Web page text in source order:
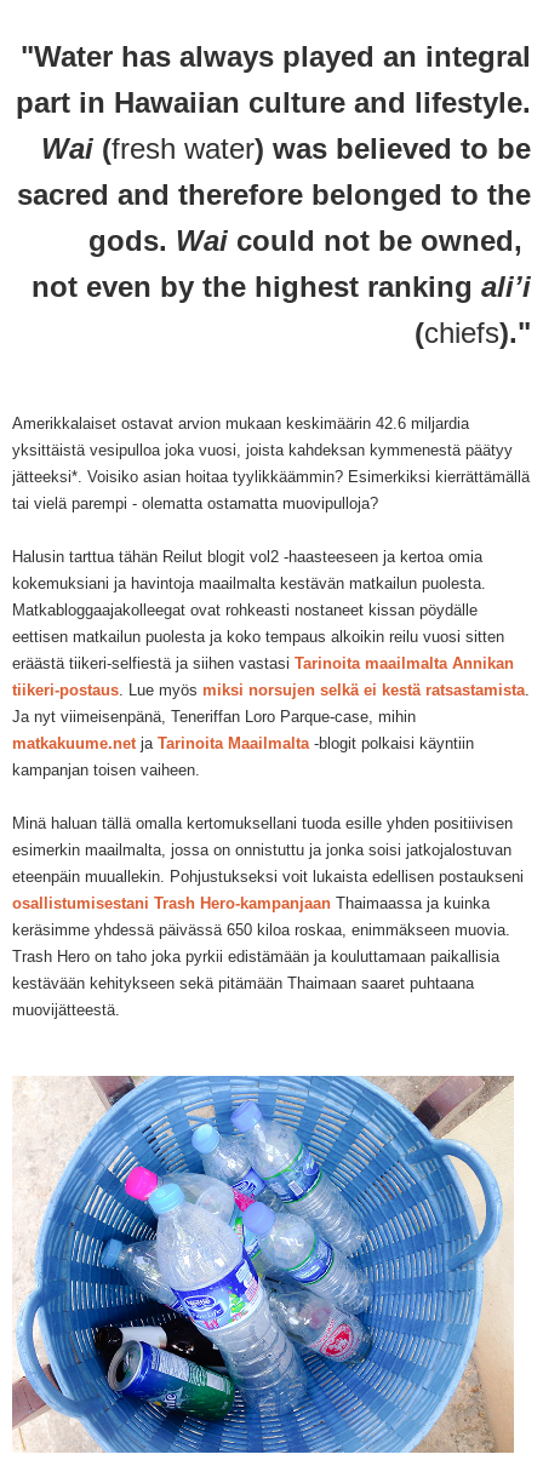
"Water has always played an integral
part in Hawaiian culture and lifestyle.
Wai (fresh water) was believed to be
sacred and therefore belonged to the
gods. Wai could not be owned,
not even by the highest ranking ali’i
(chiefs)."
Amerikkalaiset ostavat arvion mukaan keskimäärin 42.6 miljardia
yksittäistä vesipulloa joka vuosi, joista kahdeksan kymmenestä päätyy
jätteeksi*. Voisiko asian hoitaa tyylikkäämmin? Esimerkiksi kierrättämällä
tai vielä parempi - olematta ostamatta muovipulloja?
Halusin tarttua tähän Reilut blogit vol2 -haasteeseen ja kertoa omia
kokemuksiani ja havintoja maailmalta kestävän matkailun puolesta.
Matkabloggaajakolleegat ovat rohkeasti nostaneet kissan pöydälle
eettisen matkailun puolesta ja koko tempaus alkoikin reilu vuosi sitten
eräästä tiikeri-selfiestä jasiihen vastasi Tarinoita maailmalta Annikan
tiikeri-postaus. Lue myös miksi norsujen selkä ei kestä ratsastamista.
Ja nyt viimeisenpänä, Teneriffan Loro Parque-case, mihin
matkakuume.netja Tarinoita Maailmalta-blogit polkaisi käyntiin
kampanjan toisen vaiheen.
Minä haluan tällä omalla kertomuksellani tuoda esille yhden positiivisen
esimerkin maailmalta, jossa on onnistuttu jajonka soisi jatkojalostuvan
eteenpäin muuallekin. Pohjustukseksi voit lukaista edellisen postaukseni
osallistumisestani Trash Hero-kampanjaan Thaimaassa ja kuinka
keräsimme yhdessä päivässä 650 kiloa roskaa, enimmäkseen muovia.
Trash Hero on taho joka pyrkii edistämään jakou luttamaan paikallisia
kestävään kehitykseen sekä pitämään Thaimaan saaret puhtaana
muovijätteestä.